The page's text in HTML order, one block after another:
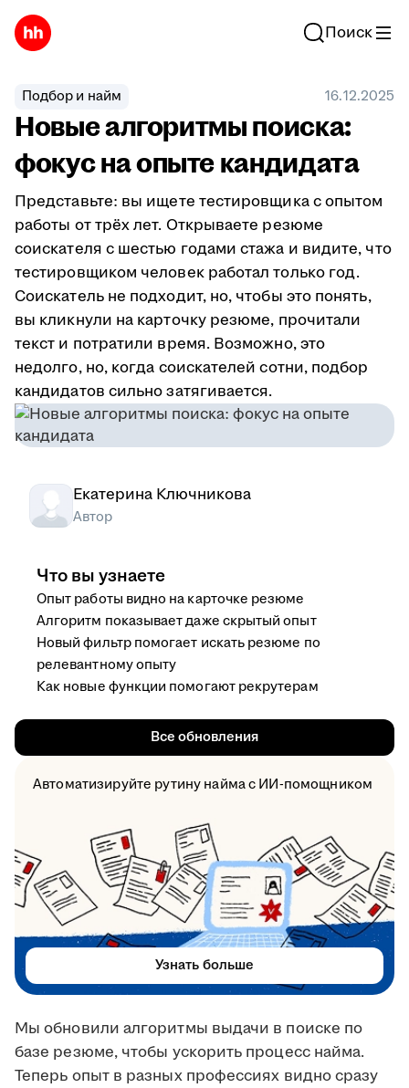
Поиск
Подбор и найм 16.12.2025
Новые алгоритмы поиска:
фокус на опыте кандидата
Представьте: вы ищете тестировщика с опытом
работы от трёх лет. Открываете резюме
соискателя с шестью годами стажа и видите, что
тестировщиком человек работал только год.
Соискатель не подходит, но, чтобы это понять,
вы кликнули на карточку резюме, прочитали
текст и потратили время. Возможно, это
недолго, но, когда соискателей сотни, подбор
кандидатов сильно затягивается.
Мы обновили алгоритмы выдачи в поиске по
базе резюме, чтобы ускорить процесс найма.
Теперь опыт в разных профессиях видно сразу
Екатерина Ключникова
Автор
Что вы узнаете
Опыт работы видно на карточке резюме
Алгоритм показывает даже скрытый опыт
Новый фильтр помогает искать резюме по
релевантному опыту
Как новые функции помогают рекрутерам
Все обновления
Автоматизируйте рутину найма с ИИ-помощником
Узнать больше